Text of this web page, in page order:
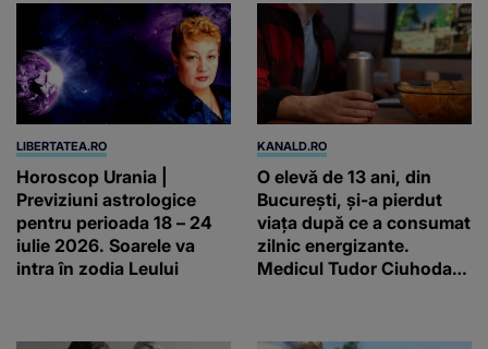
LIBERTATEA.RO
Horoscop Urania |
Previziuni astrologice
pentru perioada 18 – 24
iulie 2026. Soarele va
intra în zodia Leului
KANALD.RO
O elevă de 13 ani, din
București, și-a pierdut
viața după ce a consumat
zilnic energizante.
Medicul Tudor Ciuhodaru